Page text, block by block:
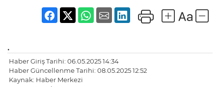
.
Haber Giriş Tarihi: 06.05.2025 14:34
Haber Güncellenme Tarihi: 08.05.2025 12:52
Kaynak: Haber Merkezi